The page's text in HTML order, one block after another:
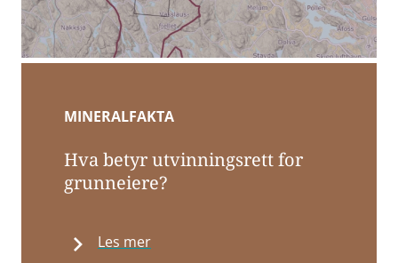
MINERALFAKTA
Hva betyr utvinningsrett for
grunneiere?
Les mer